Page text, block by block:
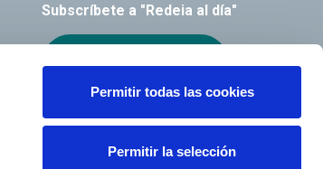
Permitir todas las cookies
Permitir la selección
Subscríbete a "Redeia al día"
Recibe el boletín